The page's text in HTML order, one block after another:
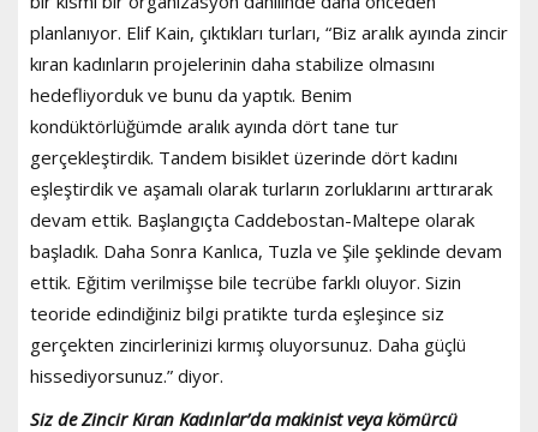
planlanıyor. Elif Kain, çıktıkları turları, “Biz aralık ayında zincir
kıran kadınların projelerinin daha stabilize olmasını
hedefliyorduk ve bunu da yaptık. Benim
kondüktörlüğümde aralık ayında dört tane tur
gerçekleştirdik. Tandem bisiklet üzerinde dört kadını
eşleştirdik ve aşamalı olarak turların zorluklarını arttırarak
devam ettik. Başlangıçta Caddebostan-Maltepe olarak
başladık. Daha Sonra Kanlıca, Tuzla ve Şile şeklinde devam
ettik. Eğitim verilmişse bile tecrübe farklı oluyor. Sizin
teoride edindiğiniz bilgi pratikte turda eşleşince siz
gerçekten zincirlerinizi kırmış oluyorsunuz. Daha güçlü
hissediyorsunuz.” diyor.
Siz de Zincir Kıran Kadınlar’da makinist veya kömürcü